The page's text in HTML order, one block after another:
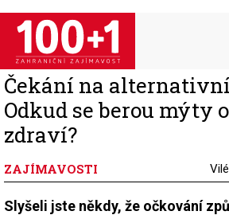
Přejít
hlavnímu
obsahu
Čekání na
Odkud se berou mýty
zdraví?
ZAJÍMAVOSTI
Slyšeli jste někdy, že očkování